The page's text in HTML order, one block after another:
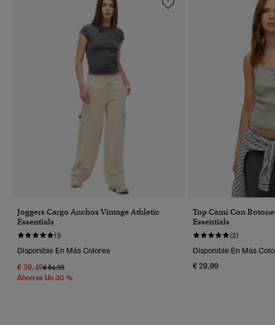
Joggers Cargo Anchos Vintage Athletic
Essentials
(1)
Disponible En Más Colores
€ 59,49Precio Rebajado De
€ 84,99A
Ahorras Un 30 %
Top Cami Con
Essentials
(2)
Disponible En Más
€ 29,99